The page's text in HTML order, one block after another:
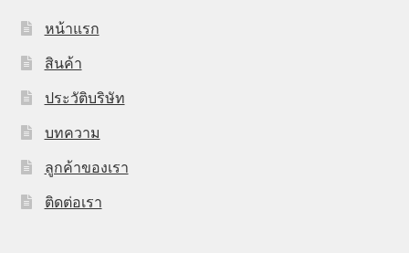
หน้าแรก
สินค้า
ประวัติบริษัท
บทความ
ลูกค้าของเรา
ติดต่อเรา